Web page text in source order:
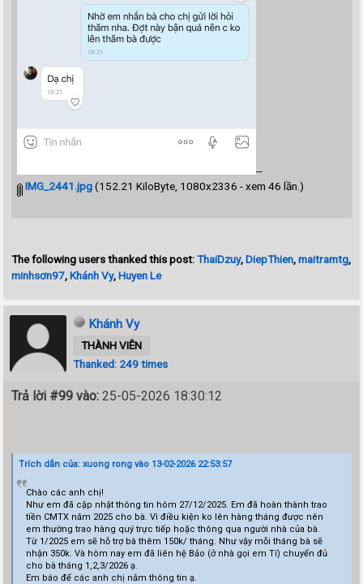
--
IMG_2441.jpg(152.21 KiloByte, 1080x2336 - xem 46 lần.)
The following users thanked this post:ThaiDzuy,DiepThien,maitramtg,
minhsơn97,Khánh Vy,Huyen Le
Khánh Vy
THÀNH VIÊN
Thanked: 249 times
Trả lời #99 vào: 25-05-2026 18:30:12
Trích dẫn của: xuong rong vào 13-02-2026 22:53:57
Chào các anh chị!
Như em đã cập nhật thông tin hôm 27/12/2025. Em đã hoàn thành trao
tiền CMTX năm 2025 cho bà. Vì điều kiện ko lên hàng tháng được nên
em thường trao hàng quý trực tiếp hoặc thông qua người nhà của bà.
Từ 1/2025 em sẽ hỗ trợ bà thêm 150k/ tháng. Như vậy mỗi tháng bà sẽ
nhận 350k. Và hôm nay em đã liên hệ Bảo (ở nhà gọi em Tí) chuyển đủ
cho bà tháng 1,2,3/2026 ạ.
Em báo để các anh chị nắm thông tin ạ.